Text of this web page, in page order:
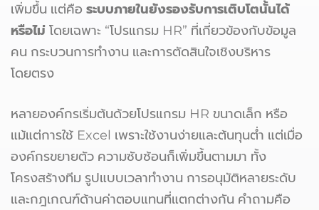
เพิ่มขึ้น แต่คือ ระบบภายในยังรองรับการเติบโตนั้นได้
หรือไม่ โดยเฉพาะ “โปรแกรม HR” ที่เกี่ยวข้องกับข้อมูล
คน กระบวนการทำงาน และการตัดสินใจเชิงบริหาร
โดยตรง
หลายองค์กรเริ่มต้นด้วยโปรแกรม HR ขนาดเล็ก หรือ
แม้แต่การใช้ Excel เพราะใช้งานง่ายและต้นทุนต่ำ แต่เมื่อ
องค์กรขยายตัว ความซับซ้อนก็เพิ่มขึ้นตามมา ทั้ง
โครงสร้างทีม รูปแบบเวลาทำงาน การอนุมัติหลายระดับ
และกฎเกณฑ์ด้านค่าตอบแทนที่แตกต่างกัน คำถามคือ